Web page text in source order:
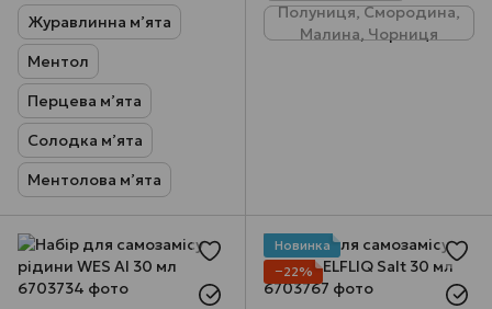
Журавлинна м’ята
Ментол
Перцева м’ята
Солодка м’ята
Ментолова м’ята
Полуниця, Смородина,
Малина, Чорниця
Новинка
−22%